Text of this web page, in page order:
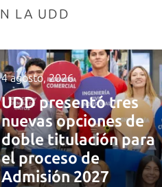
LA UDD
4 agosto, 2026
UDD presentó tres
nuevas opciones de
doble titulación para
el proceso de
Admisión 2027